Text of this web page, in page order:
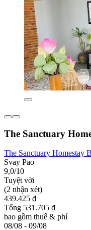
The Sanctuary
The Sanctuary Homestay
Svay Pao
9,0/10
Tuyệt vời
(2 nhận xét)
439.425 ₫
Tổng 531.705 ₫
bao gồm thuế & phí
08/08 - 09/08